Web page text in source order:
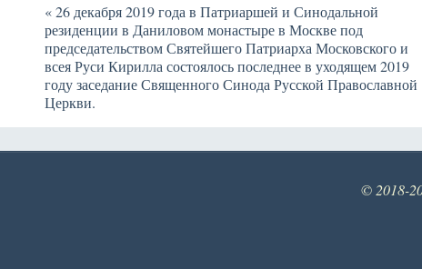
«26 декабря 2019 года в Патриаршей и Синодальной
резиденции в Даниловом монастыре в Москве под
председательством Святейшего Патриарха Московского и
всея Руси Кирилла состоялось последнее в уходящем 2019
году заседание Священного Синода Русской Православной
Церкви.
© 2018-